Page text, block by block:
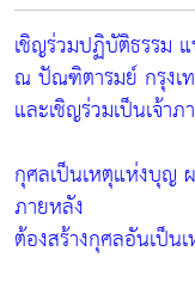
เชิญร่วมปฏิบัติธรรม
ณ ปัณฑิตารมย์ กรุงเ
และเชิญร่วมเป็นเจ้า
กุศลเป็นเหตุแห่งบุญ
ภายหลัง
ต้องสร้างกุศลอันเป็น